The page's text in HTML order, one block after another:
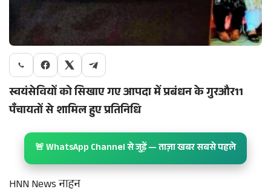
स्वयंसेवियों को सिखाए गए आपदा मेंप्रबंधन के गुरऔर11
पँचायतों से शामिल हुए प्रतिनिधि
🚨 WhatsApp Channel से जुड़ें — ताज़ा खबर सबसे पहले
HNN News नाहन